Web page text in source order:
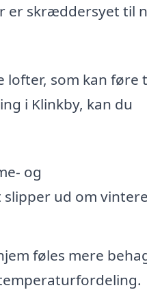
er skræddersyet til
lofter, som kan føre
i Klinkby, kan du
og
ud om
føles mere